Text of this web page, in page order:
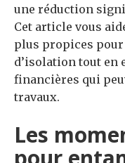
une réduction
Cet article vous
plus propices
d’isolation tout en
financières qui
travaux.
Les